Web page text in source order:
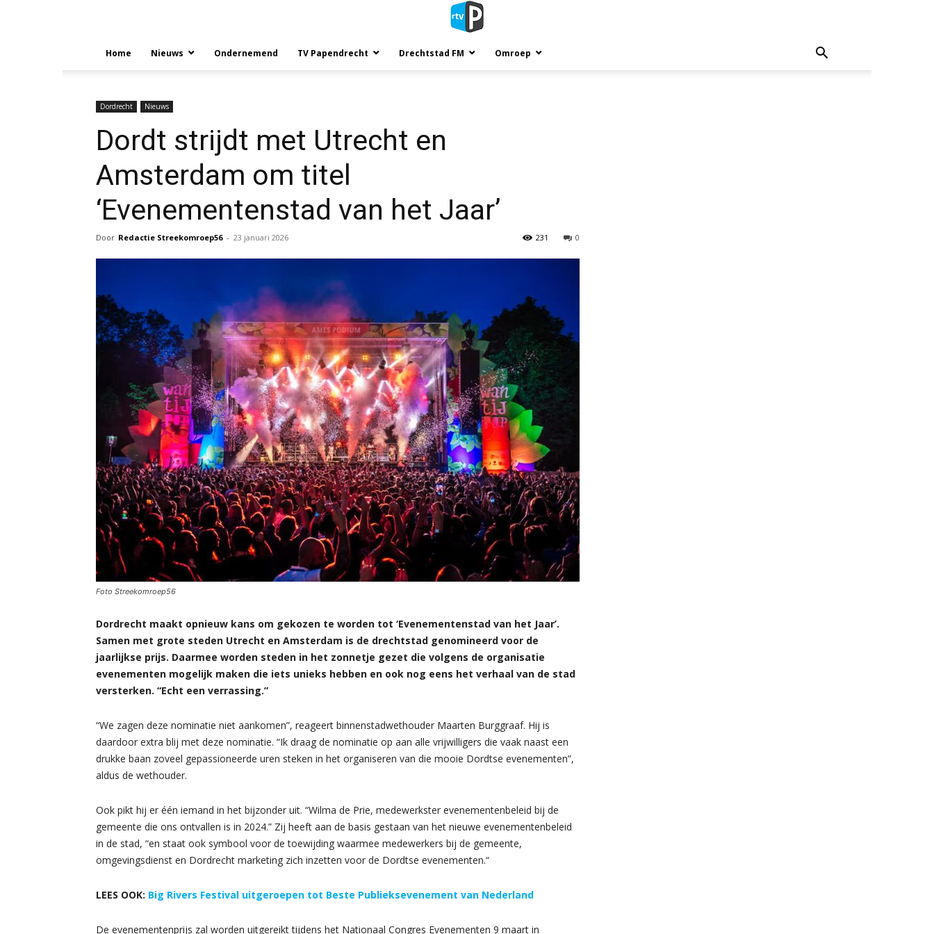
Home Nieuws Ondernemend TV Papendrecht Drechtstad FM Omroep
Dordrecht Nieuws
Dordt strijdt met Utrecht en
Amsterdam om titel
‘Evenementenstad van het Jaar’
Door Redactie Streekomroep56 - 23 januari 2026 0
231
Foto Streekomroep56
Dordrecht maakt opnieuw kans om gekozen te worden tot ‘Evenementenstad van het Jaar’.
Samen met grote steden Utrecht en Amsterdam is de drechtstad genomineerd voor de
jaarlijkse prijs. Daarmee worden steden in het zonnetje gezet die volgens de organisatie
evenementen mogelijk maken die iets unieks hebben en ook nog eens het verhaal van de stad
versterken. “Echt een verrassing.”
“We zagen deze nominatie niet aankomen”, reageert binnenstadwethouder Maarten Burggraaf. Hij is
daardoor extra blij met deze nominatie. “Ik draag de nominatie op aan alle vrijwilligers die vaak naast een
drukke baan zoveel gepassioneerde uren steken in het organiseren van die mooie Dordtse evenementen”,
aldus de wethouder.
Ook pikt hij er één iemand in het bijzonder uit. “Wilma de Prie, medewerkster evenementenbeleid bij de
gemeente die ons ontvallen is in 2024.” Zij heeft aan de basis gestaan van het nieuwe evenementenbeleid
in de stad, “en staat ook symbool voor de toewijding waarmee medewerkers bij de gemeente,
omgevingsdienst en Dordrecht marketing zich inzetten voor de Dordtse evenementen.“
LEES OOK: Big Rivers Festival uitgeroepen tot Beste Publieksevenement van Nederland
De evenementenprijs zal worden uitgereikt tijdens het Nationaal Congres Evenementen 9 maart in